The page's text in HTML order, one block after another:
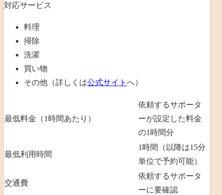
対応サービス
料理
掃除
洗濯
買い物
その他（詳しくは公式サイト へ）
最低料金（1時間あたり）
依頼するサポータ
ーが設定した料金
の1時間分
最低利用時間
1時間（以降は15分
単位で予約可能）
交通費
依頼するサポータ
ーに要確認